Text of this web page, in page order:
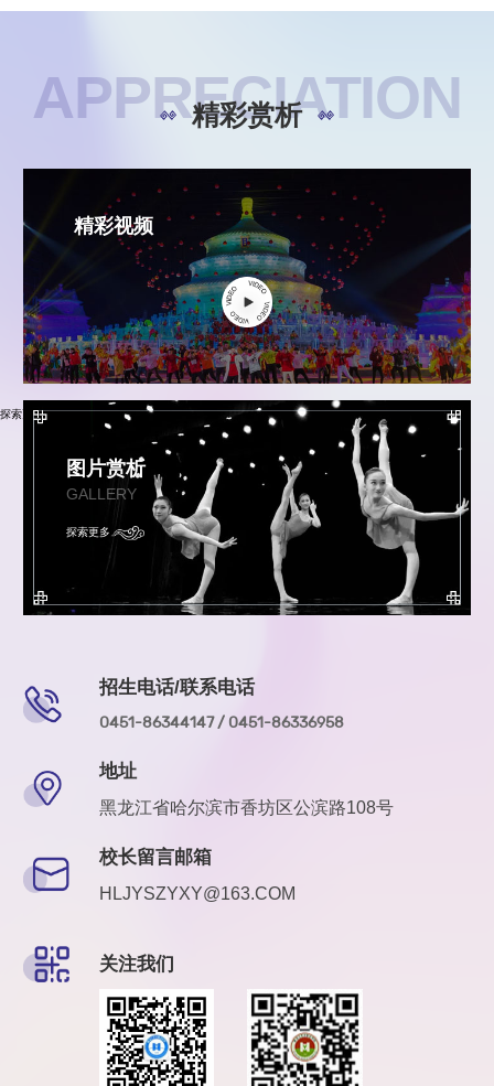
APPRECIATION
精彩赏析
精彩视频
探索更多
图片赏析
GALLERY
探索更多
招生电话/联系电话
0451-86344147 / 0451-86336958
地址
黑龙江省哈尔滨市香坊区公滨路108号
校长留言邮箱
HLJYSZYXY@163.COM
关注我们